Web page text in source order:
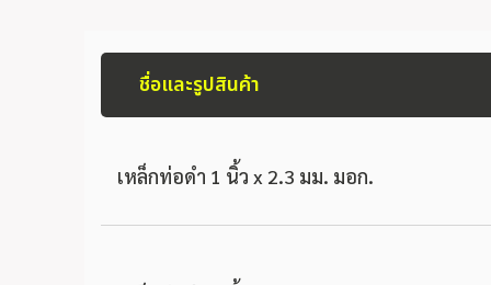
ชื่อและรูปสินค้า
เหล็กท่อดำ 1 นิ้ว x 2.3 มม. มอก.